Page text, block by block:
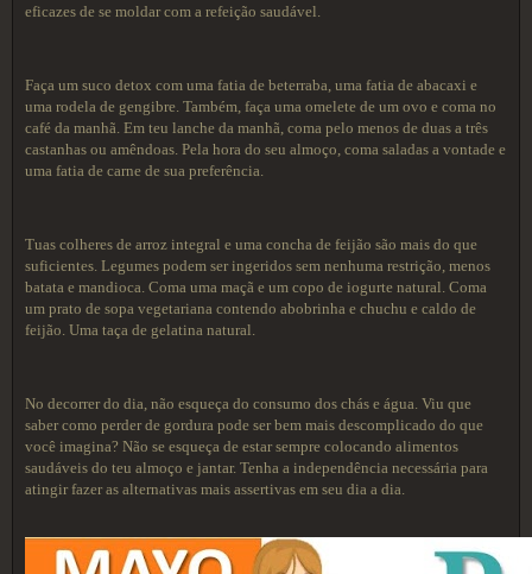
eficazes de se moldar com a refeição saudável.
Faça um suco detox com uma fatia de beterraba, uma fatia de abacaxi e
uma rodela de gengibre. Também, faça uma omelete de um ovo e coma no
café da manhã. Em teu lanche da manhã, coma pelo menos de duas a três
castanhas ou amêndoas. Pela hora do seu almoço, coma saladas a vontade e
uma fatia de carne de sua preferência.
Tuas colheres de arroz integral e uma concha de feijão são mais do que
suficientes. Legumes podem ser ingeridos sem nenhuma restrição, menos
batata e mandioca. Coma uma maçã e um copo de iogurte natural. Coma
um prato de sopa vegetariana contendo abobrinha e chuchu e caldo de
feijão. Uma taça de gelatina natural.
No decorrer do dia, não esqueça do consumo dos chás e água. Viu que
saber como perder de gordura pode ser bem mais descomplicado do que
você imagina? Não se esqueça de estar sempre colocando alimentos
saudáveis do teu almoço e jantar. Tenha a independência necessária para
atingir fazer as alternativas mais assertivas em seu dia a dia.